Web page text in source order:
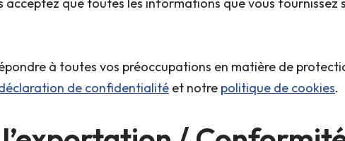
à toutes vos préoccupations en matière de
de confidentialité et notre politique de cookies.